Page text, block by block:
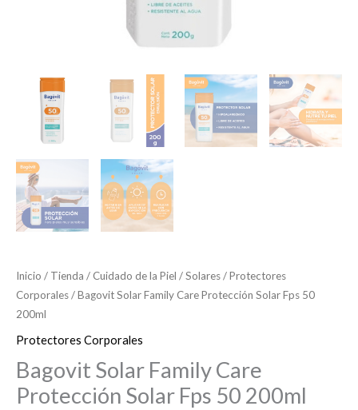
Inicio / Tienda / Cuidado de la Piel /Solares/Protectores
Corporales/ Bagovit Solar Family Care Protección Solar Fps 50
200ml
Protectores Corporales
Bagovit Solar Family Care
Protección Solar Fps 50 200ml